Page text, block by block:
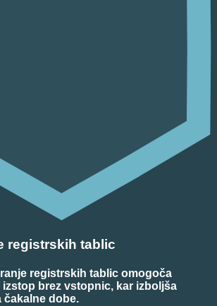
registrskih tablic
registrskih tablic omogoča
brez vstopnic, kar izboljša
čakalne dobe.